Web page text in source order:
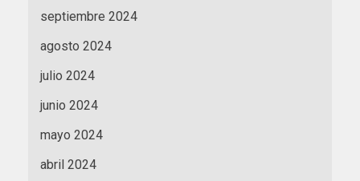
septiembre 2024
agosto 2024
julio 2024
junio 2024
mayo 2024
abril 2024